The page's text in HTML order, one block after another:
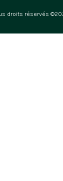
droits réservés